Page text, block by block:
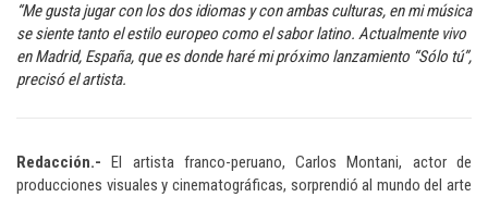
“Me gusta jugar con los dos idiomas y con ambas culturas, en mi música
se siente tanto el estilo europeo como el sabor latino. Actualmente vivo
en Madrid, España, que es donde haré mi próximo lanzamiento “Sólo tú”,
precisó el artista.
Redacción.- El artista franco-peruano, Carlos Montani, actor de
producciones visuales y cinematográficas, sorprendió al mundo del arte